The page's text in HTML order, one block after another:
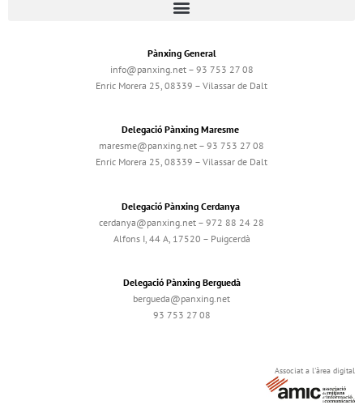
Pànxing General
info@panxing.net – 93 753 27 08
Enric Morera 25, 08339 – Vilassar de Dalt
Delegació Pànxing Maresme
maresme@panxing.net – 93 753 27 08
Enric Morera 25, 08339 – Vilassar de Dalt
Delegació Pànxing Cerdanya
cerdanya@panxing.net – 972 88 24 28
Alfons I, 44 A, 17520 – Puigcerdà
Delegació Pànxing Berguedà
bergueda@panxing.net
93 753 27 08
Associat a l'àrea digital